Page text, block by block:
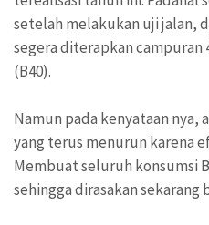
setelah melakukan uji jalan,
segera diterapkan campuran
(B40).
Namun pada kenyataan nya,
yang terus menurun karena
Membuat seluruh konsumsi
sehingga dirasakan